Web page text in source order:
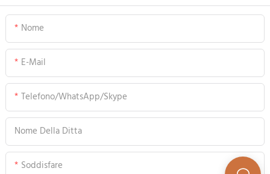
Nome
E-Mail
Telefono/WhatsApp/Skype
Nome Della Ditta
Soddisfare